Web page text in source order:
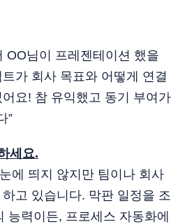
OO님이 프레젠테이션 했을
가 회사 목표와 어떻게 연결
요! 참 유익했고 동기 부여가
”
세요.
에 띄지 않지만 팀이나 회사
고 있습니다. 막판 일정을 조
능력이든, 프로세스 자동화에